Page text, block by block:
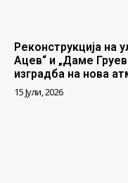
Реконструкција на
Ацев“ и „Даме
изградба на нова
15 Јули, 2026